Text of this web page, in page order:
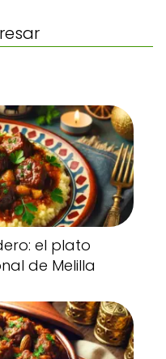
el plato
de Melilla